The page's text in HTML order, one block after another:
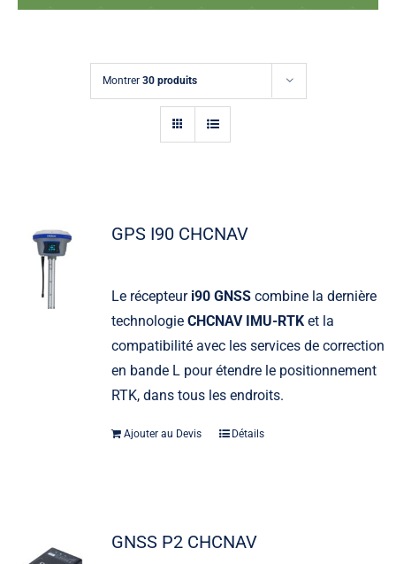
Montrer 30 produits
GPS I90 CHCNAV
Le récepteur i90 GNSS combine la dernière
technologie CHCNAV IMU-RTKet la
compatibilité avec les services de correction
en bande L pour étendre le positionnement
RTK, dans tous les endroits.
Ajouter au Devis Détails
GNSS P2 CHCNAV